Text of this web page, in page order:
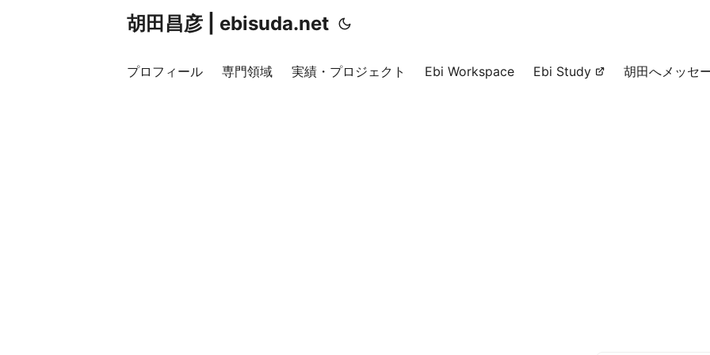
胡田昌彦 | ebisuda.net
プロフィール 専門領域 実績・プロジェクト Ebi Workspace Ebi Study 胡田へメッセ